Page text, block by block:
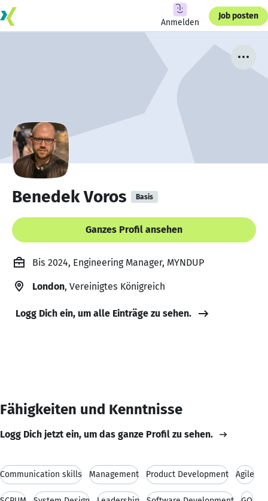
Anmelden
Job posten
Benedek Voros Basis
Ganzes Profil ansehen
Bis 2024, Engineering Manager, MYNDUP
London, Vereinigtes Königreich
Logg Dich ein, um alle Einträge zu sehen.
Fähigkeiten und Kenntnisse
Logg Dich jetzt ein, um das ganze Profil zu sehen.
Communication skills Management Product Development Agile